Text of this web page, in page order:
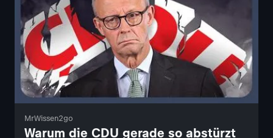
MrWissen2go
Warum die CDU gerade so abstürzt